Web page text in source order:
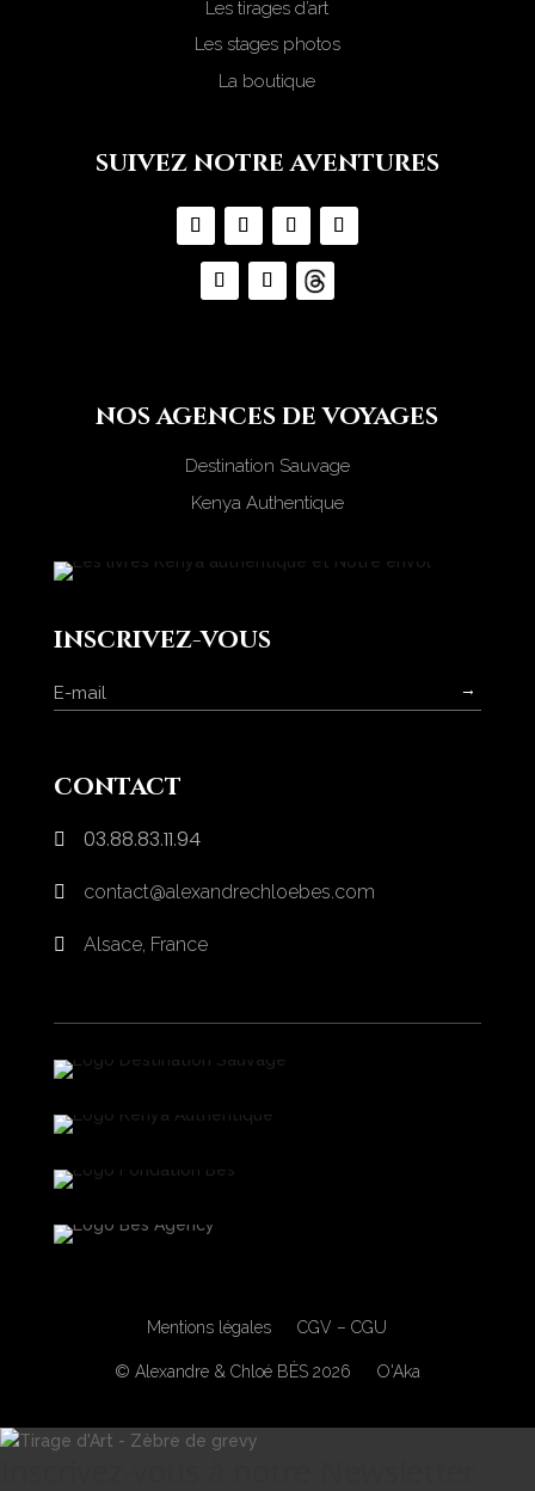
Les tirages d’art
Les stages photos
La boutique
suivez notre aventures
nos agences de voyages
Destination Sauvage
Kenya Authentique
inscrivez-vous
→
contact
 03.88.83.11.94
 contact@alexandrechloebes.com
 Alsace, France
Mentions légales CGV – CGU
© Alexandre & Chloé BÈS 2026 O'Aka